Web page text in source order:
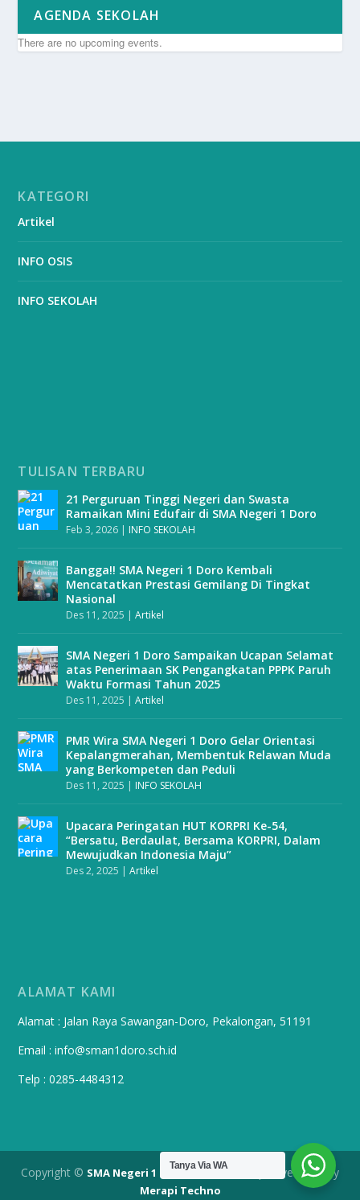
AGENDA SEKOLAH
There are no upcoming events.
KATEGORI
Artikel
INFO OSIS
INFO SEKOLAH
TULISAN TERBARU
21 Perguruan Tinggi Negeri dan Swasta
Ramaikan Mini Edufair di SMA Negeri 1 Doro
Feb 3, 2026 | INFO SEKOLAH
Bangga!! SMA Negeri 1 Doro Kembali
Mencatatkan Prestasi Gemilang Di Tingkat
Nasional
Des 11, 2025 |Artikel
SMA Negeri 1 Doro Sampaikan Ucapan Selamat
atas Penerimaan SK Pengangkatan PPPK Paruh
Waktu Formasi Tahun 2025
Des 11, 2025 |Artikel
PMR Wira SMA Negeri 1 Doro Gelar Orientasi
Kepalangmerahan, Membentuk Relawan Muda
yang Berkompeten dan Peduli
Des 11, 2025 | INFO SEKOLAH
Upacara Peringatan HUT KORPRI Ke-54,
“Bersatu, Berdaulat, Bersama KORPRI, Dalam
Mewujudkan Indonesia Maju”
Des 2, 2025 |Artikel
ALAMAT KAMI
Alamat : Jalan Raya Sawangan-Doro, Pekalongan, 51191
Email : info@sman1doro.sch.id
Telp : 0285-4484312
Copyright © SMA Negeri 1 Doro Pekalongan | Developed By
Merapi Techno
Tanya Via WA